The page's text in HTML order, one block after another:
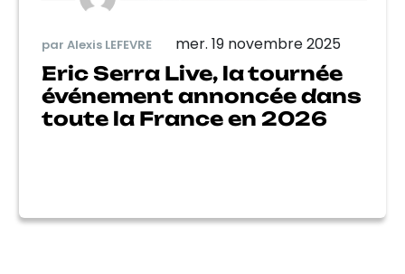
par Alexis LEFEVRE mer. 19 novembre 2025
Eric Serra Live, la tournée
événement annoncée dans
toute la France en 2026